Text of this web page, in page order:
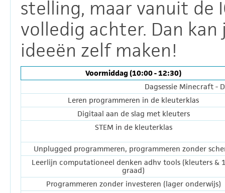
stelling, maar vanuit de
volledig achter. Dan
ideeën zelf maken!
Voormiddag (10:00 - 12:30)
Dagsessie Minecraft -
Leren programmeren in de kleuterklas
Digitaal aan de slag met kleuters
STEM in de kleuterklas
Unplugged programmeren, programmeren zonder
Leerlijn computationeel denken adhv tools (kleuters &
graad)
Programmeren zonder investeren (lager onderwijs)